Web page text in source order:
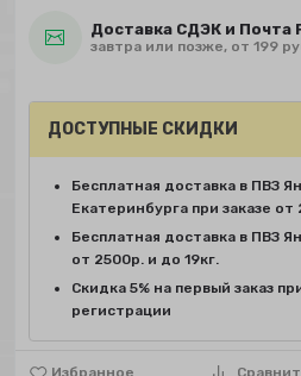
Доставка СДЭК и Почта
завтра или позже, от 199
ДОСТУПНЫЕ СКИДКИ
Бесплатная доставка в ПВЗ
Екатеринбурга при заказе от
Бесплатная доставка в ПВЗ
от 2500р. и до 19кг.
Скидка 5% на первый заказ
регистрации